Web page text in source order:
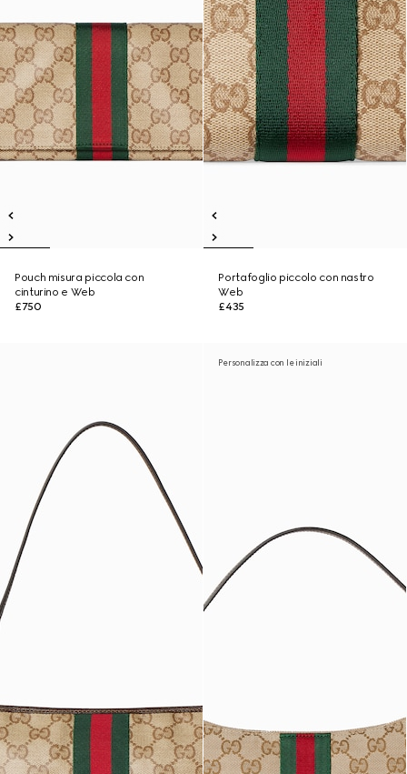
Pouch misura piccola con
cinturino e Web
£750
Portafoglio piccolo con nastro
Web
£435
Personalizza con le iniziali